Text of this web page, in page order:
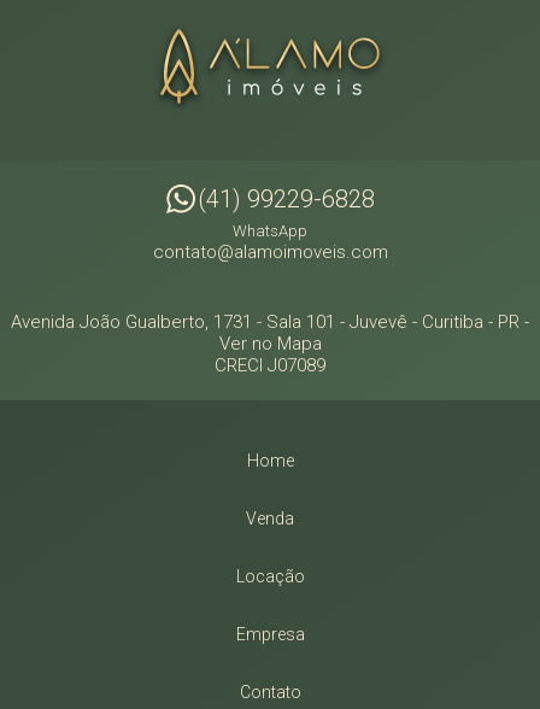
(41) 99229-6828
WhatsApp
contato@alamoimoveis.com
Avenida João Gualberto, 1731 - Sala 101 - Juvevê - Curitiba - PR -
Ver no Mapa
CRECI J07089
Home
Venda
Locação
Empresa
Contato